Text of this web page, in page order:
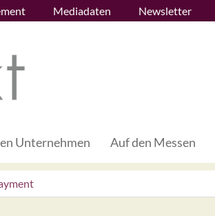
Mediadaten Newsletter
Unternehmen Auf den Messen